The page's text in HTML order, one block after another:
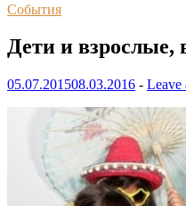
События
Дети и взрослые,
05.07.201508.03.2016 - Leave